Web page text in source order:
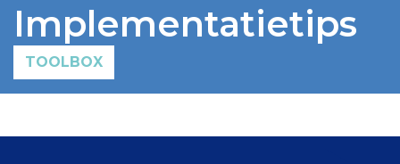
Implementatietips
TOOLBOX